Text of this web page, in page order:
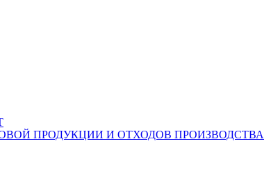
ПРОДУКЦИИ И ОТХОДОВ ПРОИЗВОДСТВА